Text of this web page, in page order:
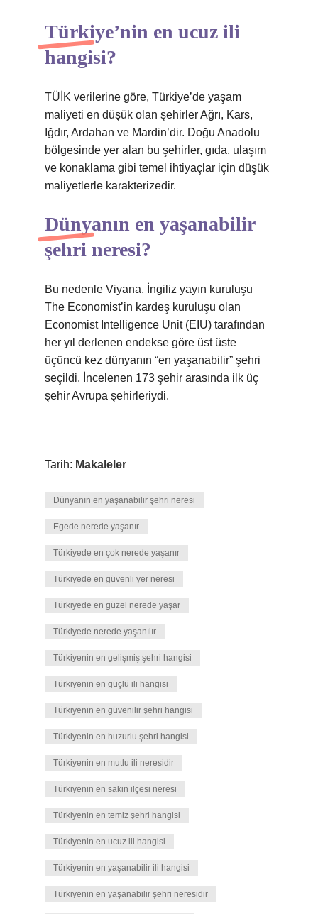
Türkiye’nin en ucuz ili
hangisi?
TÜİK verilerine göre, Türkiye’de yaşam
maliyeti en düşük olan şehirler Ağrı, Kars,
Iğdır, Ardahan ve Mardin’dir. Doğu Anadolu
bölgesinde yer alan bu şehirler, gıda, ulaşım
ve konaklama gibi temel ihtiyaçlar için düşük
maliyetlerle karakterizedir.
Dünyanın en yaşanabilir
şehri neresi?
Bu nedenle Viyana, İngiliz yayın kuruluşu
The Economist’in kardeş kuruluşu olan
Economist Intelligence Unit (EIU) tarafından
her yıl derlenen endekse göre üst üste
üçüncü kez dünyanın “en yaşanabilir” şehri
seçildi. İncelenen 173 şehir arasında ilk üç
şehir Avrupa şehirleriydi.
Tarih: Makaleler
Dünyanın en yaşanabilir şehri neresi
Egede nerede yaşanır
Türkiyede en çok nerede yaşanır
Türkiyede en güvenli yer neresi
Türkiyede en güzel nerede yaşar
Türkiyede nerede yaşanılır
Türkiyenin en gelişmiş şehri hangisi
Türkiyenin en güçlü ili hangisi
Türkiyenin en güvenilir şehri hangisi
Türkiyenin en huzurlu şehri hangisi
Türkiyenin en mutlu ili neresidir
Türkiyenin en sakin ilçesi neresi
Türkiyenin en temiz şehri hangisi
Türkiyenin en ucuz ili hangisi
Türkiyenin en yaşanabilir ili hangisi
Türkiyenin en yaşanabilir şehri neresidir